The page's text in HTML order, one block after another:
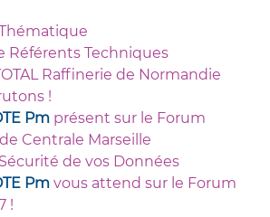
Référents Techniques
Raffinerie de Normandie
!
Pm présent sur le Forum
Centrale Marseille
de vos Données
Pm vous attend sur le Forum
!